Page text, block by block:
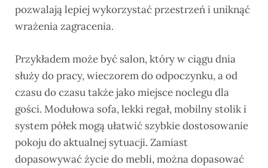
pozwalają lepiej wykorzystać przestrzeń i uniknąć
wrażenia zagracenia.
Przykładem może być salon, który w ciągu dnia
służy do pracy, wieczorem do odpoczynku, a od
czasu do czasu także jako miejsce noclegu dla
gości. Modułowa sofa, lekki regał, mobilny stolik i
system półek mogą ułatwić szybkie dostosowanie
pokoju do aktualnej sytuacji. Zamiast
dopasowywać życie do mebli, można dopasować